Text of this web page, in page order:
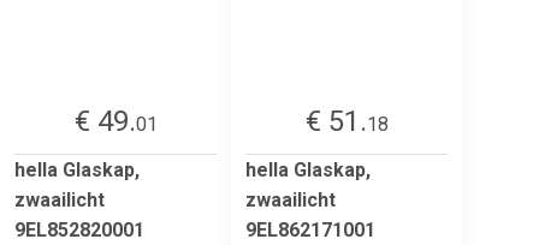
€ 49.01
hella Glaskap,
zwaailicht
9EL852820001
€ 51.18
hella Glaskap,
zwaailicht
9EL862171001